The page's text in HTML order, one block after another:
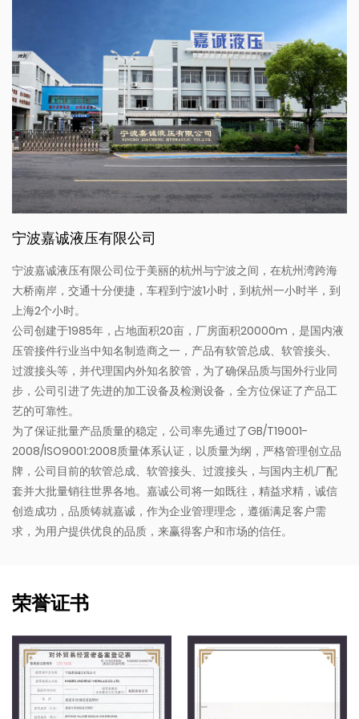
宁波嘉诚液压有限公司
宁波嘉诚液压有限公司位于美丽的杭州与宁波之间，在杭州湾跨海
大桥南岸，交通十分便捷，车程到宁波1小时，到杭州一小时半，到
上海2个小时。
公司创建于1985年，占地面积20亩，厂房面积20000m，是国内液
压管接件行业当中知名制造商之一，产品有软管总成、软管接头、
过渡接头等，并代理国内外知名胶管，为了确保品质与国外行业同
步，公司引进了先进的加工设备及检测设备，全方位保证了产品工
艺的可靠性。
为了保证批量产品质量的稳定，公司率先通过了GB/T19001-
2008/ISO9001:2008质量体系认证，以质量为纲，严格管理创立品
牌，公司目前的软管总成、软管接头、过渡接头，与国内主机厂配
套并大批量销往世界各地。嘉诚公司将一如既往，精益求精，诚信
创造成功，品质铸就嘉诚，作为企业管理理念，遵循满足客户需
求，为用户提供优良的品质，来赢得客户和市场的信任。
荣誉证书